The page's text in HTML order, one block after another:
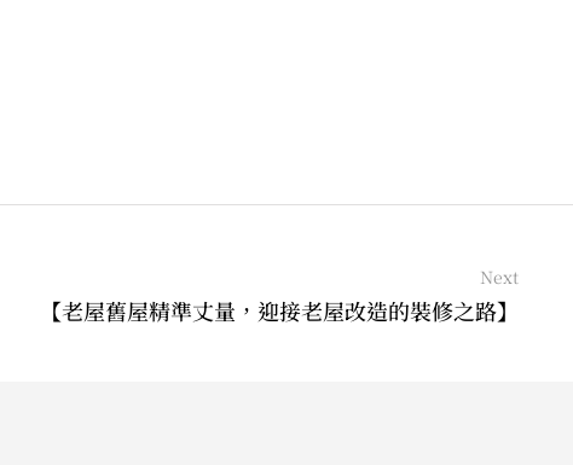
Next
【老屋舊屋精準丈量，迎接老屋改造的裝修之路】